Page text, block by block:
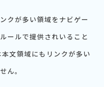
クが多い領域をナビゲー
ールで提供されいること
文領域にもリンクが多い
ん。